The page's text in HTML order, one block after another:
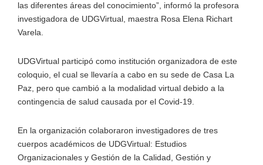
las diferentes áreas del conocimiento”, informó la profesora
investigadora de UDGVirtual, maestra Rosa Elena Richart
Varela.
UDGVirtual participó como institución organizadora de este
coloquio, el cual se llevaría a cabo en su sede de Casa La
Paz, pero que cambió a la modalidad virtual debido a la
contingencia de salud causada por el Covid-19.
En la organización colaboraron investigadores de tres
cuerpos académicos de UDGVirtual: Estudios
Organizacionales y Gestión de la Calidad, Gestión y